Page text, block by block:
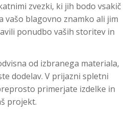
zvezki, ki jih bodo vsakič
vašo blagovno znamko ali jim
ponudbo vaših storitev in
od izbranega materiala,
dodelav. V prijazni spletni
primerjate izdelke in
projekt.